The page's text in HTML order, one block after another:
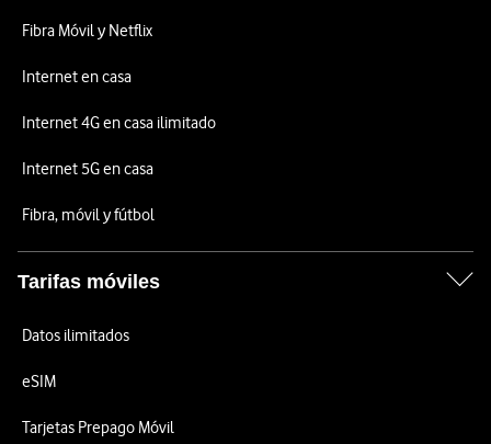
Fibra Móvil y Netflix
Internet en casa
Internet 4G en casa ilimitado
Internet 5G en casa
Fibra, móvil y fútbol
Tarifas móviles
Datos ilimitados
eSIM
Tarjetas Prepago Móvil